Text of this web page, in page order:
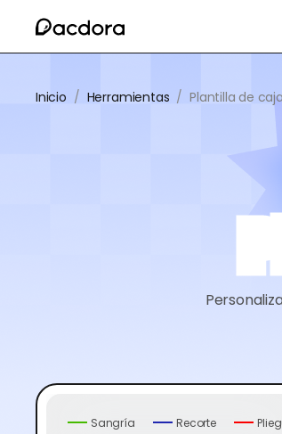
Inicio / Herramientas / Plantilla de
Sangría Recorte